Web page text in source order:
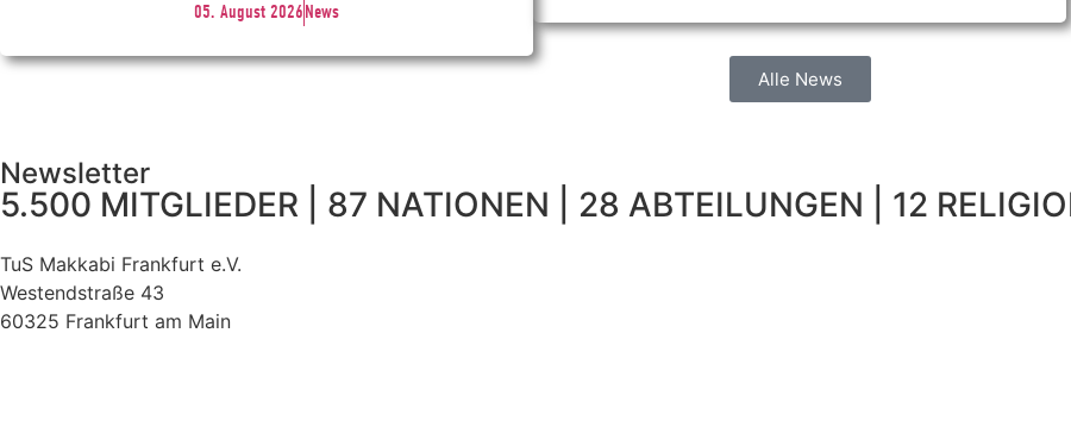
05. August 2026News
Alle News
Newsletter
5.500 MITGLIEDER | 87 NATIONEN | 28 ABTEILUNGEN | 12
TuS Makkabi Frankfurt e.V.
Westendstraße 43
60325 Frankfurt am Main